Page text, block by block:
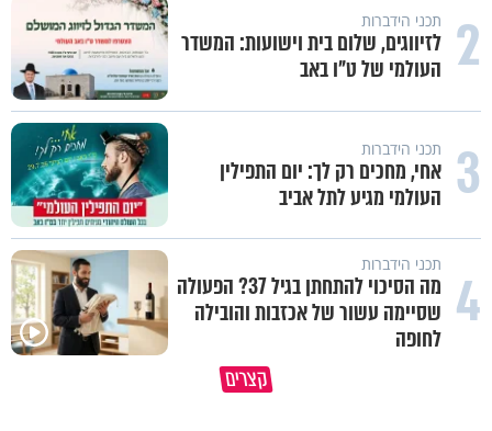
2 תכני הידברות
לזיווגים, שלום בית וישועות: המשדר
העולמי של ט"ו באב
3 תכני הידברות
אחי, מחכים רק לך: יום התפילין
העולמי מגיע לתל אביב
4 תכני הידברות
מה הסיכוי להתחתן בגיל 37? הפעולה
שסיימה עשור של אכזבות והובילה
לחופה
קצריםתשובה של עם שלם - צבי יחזקאלי